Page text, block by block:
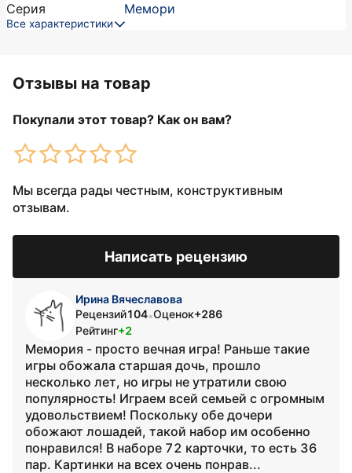
Серия
Мемори
Все характеристики
Отзывы на товар
Покупали этот товар? Как он вам?
Мы всегда рады честным, конструктивным
отзывам.
Написать рецензию
Ирина Вячеславова
Рецензий104•Оценок+286
Рейтинг+2
Мемория - просто вечная игра! Раньше такие
игры обожала старшая дочь, прошло
несколько лет, но игры не утратили свою
популярность! Играем всей семьей с огромным
удовольствием! Поскольку обе дочери
обожают лошадей, такой набор им особенно
понравился! В наборе 72 карточки, то есть 36
пар. Картинки на всех очень понрав...